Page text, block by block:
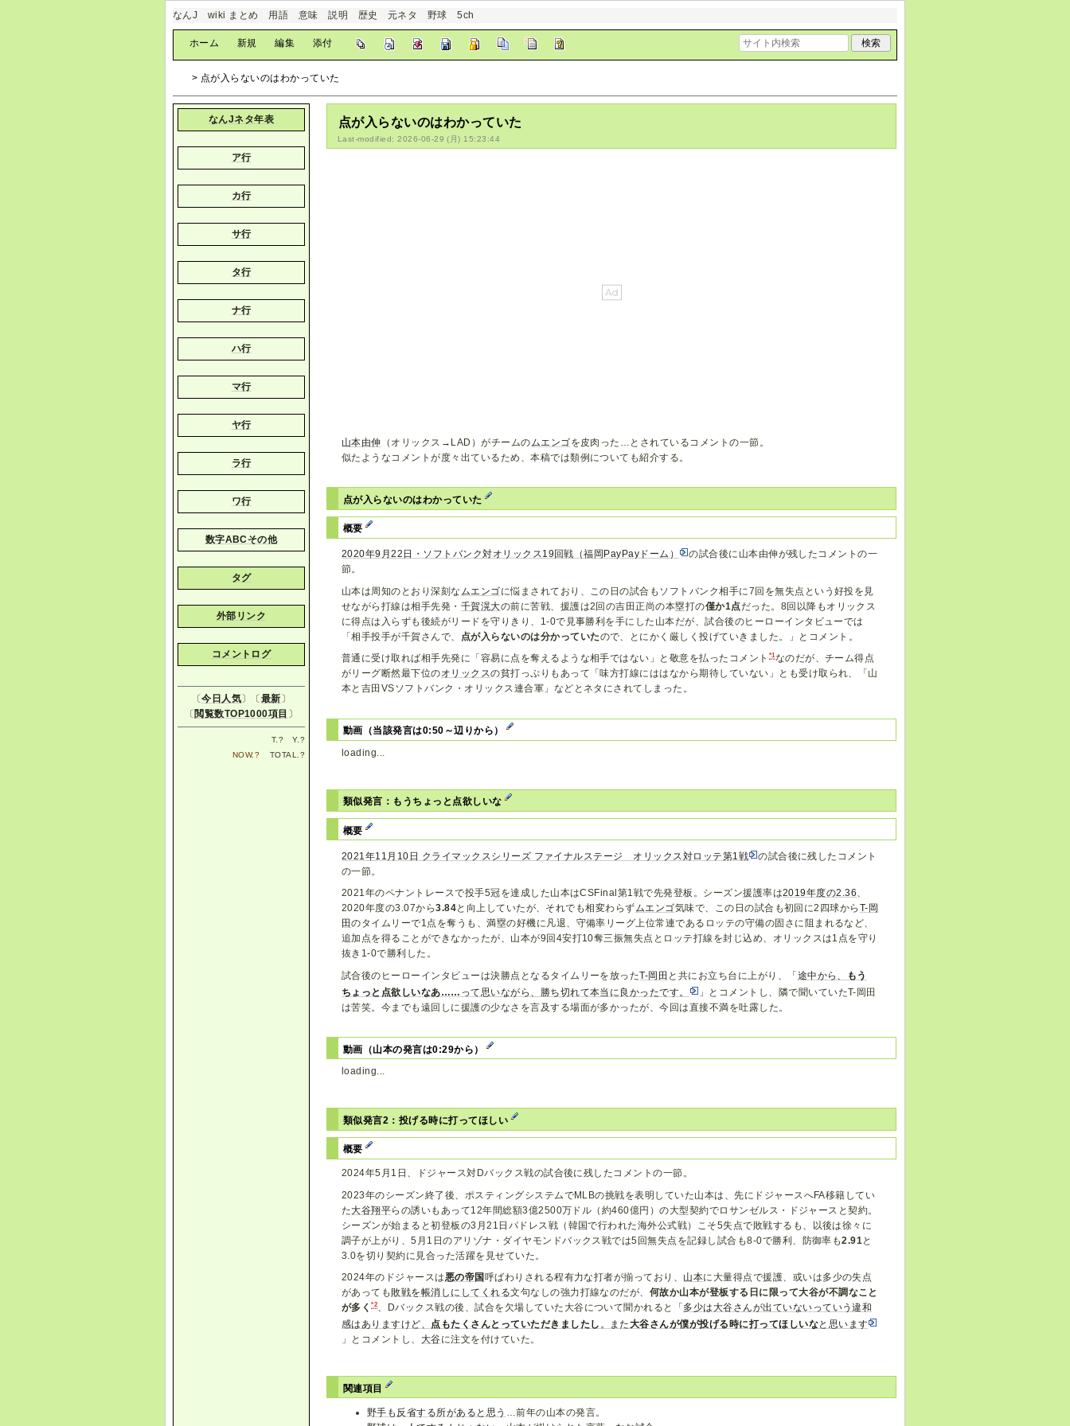
なんJ wiki まとめ 用語 意味 説明 歴史 元ネタ 野球 5ch
ホーム 新規 編集 添付
> 点が入らないのはわかっていた
点が入らないのはわかっていた
Last-modified: 2026-06-29 (月) 15:23:44
山本由伸 （オリックス→LAD）がチームの ムエンゴを皮肉った…とされているコメントの一節。
似たようなコメントが度々出ているため、本稿では類例についても紹介する。
点が入らないのはわかっていた
概要
2020年9月22日・ソフトバンク対オリックス19回戦（福岡PayPayドーム）
の試合後に山本由伸が残したコメントの一
節。
山本は周知のとおり深刻な ムエンゴに悩まされており、この日の試合もソフトバンク相手に7回を無失点という好投を見
せながら打線は相手先発・ 千賀滉大の前に苦戦、援護は2回の吉田正尚の本塁打の僅か1点だった。8回以降もオリックス
に得点は入らずも後続がリードを守りきり、1-0で見事勝利を手にした山本だが、試合後のヒーローインタビューでは
「相手投手が千賀さんで、 点が入らないのは分かっていたので、とにかく厳しく投げていきました。」とコメント。
普通に受け取れば相手先発に「容易に点を奪えるような相手ではない」と敬意を払ったコメント *1なのだが、チーム得点
がリーグ断然最下位のオリックスの貧打っぷりもあって「味方打線にははなから期待していない」とも受け取られ、「山
本と吉田VSソフトバンク・オリックス連合軍」などとネタにされてしまった。
動画（当該発言は0:50～辺りから）
loading...
類似発言：もうちょっと点欲しいな
概要
2021年11月10日 クライマックスシリーズ ファイナルステージ オリックス対ロッテ第1戦
の試合後に残したコメント
の一節。
2021年のペナントレースで投手5冠を達成した山本はCSFinal第1戦で先発登板。シーズン援護率は2019年度の2.36、
2020年度の3.07から3.84と向上していたが、それでも相変わらずムエンゴ気味で、この日の試合も初回に2四球から T-岡
田のタイムリーで1点を奪うも、満塁の好機に凡退、守備率リーグ上位常連であるロッテの守備の固さに阻まれるなど、
追加点を得ることができなかったが、山本が9回4安打10奪三振無失点とロッテ打線を封じ込め、オリックスは1点を守り
抜き1-0で勝利した。
試合後のヒーローインタビューは決勝点となるタイムリーを放ったT-岡田 と共にお立ち台に上がり、「途中から、
もう
ちょっと点欲しいなあ…… って思いながら、勝ち切れて本当に良かったです。
」とコメントし、隣で聞いていたT-岡田
は苦笑。今までも遠回しに援護の少なさを言及する場面が多かったが、今回は直接不満を吐露した。
動画（山本の発言は0:29から）
loading...
類似発言2：投げる時に打ってほしい
概要
2024年5月1日、ドジャース対Dバックス戦の試合後に残したコメントの一節。
2023年のシーズン終了後、ポスティングシステムでMLBの挑戦を表明していた山本は、先にドジャースへFA移籍してい
た大谷翔平らの誘いもあって12年間総額3億2500万ドル（約460億円）の大型契約でロサンゼルス・ドジャースと契約。
シーズンが始まると初登板の3月21日パドレス戦（韓国で行われた海外公式戦）こそ5失点で敗戦するも、以後は徐々に
調子が上がり、5月1日のアリゾナ・ダイヤモンドバックス戦では5回無失点を記録し試合も8-0で勝利、防御率も2.91 と
3.0を切り契約に見合った活躍を見せていた。
2024年のドジャースは悪の帝国 呼ばわりされる程有力な打者が揃っており、 山本に大量得点で援護、或いは多少の失点
があっても敗戦を帳消しにしてくれる文句なしの強力打線なのだが、 何故か山本が登板する日に限って大谷が不調なこと
が多く*2、Dバックス戦の後、試合を欠場していた大谷について聞かれると「 多少は大谷さんが出ていないっていう違和
感はありますけど、 点もたくさんとっていただきましたし 。また大谷さんが僕が投げる時に打ってほしいなと思います
」とコメントし、 大谷に注文を付けていた。
関連項目
野手も反省する所があると思う
…前年の山本の発言。
なんJネタ年表
ア行
カ行
サ行
タ行
ナ行
ハ行
マ行
ヤ行
ラ行
ワ行
数字ABCその他
タグ
外部リンク
コメントログ
〔今日人気〕〔 最新 〕
〔 閲覧数TOP1000項目 〕
T.? Y.?
NOW.? TOTAL.?